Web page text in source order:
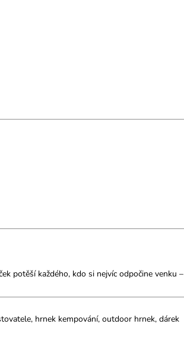
potěší každého, kdo si nejvíc odpočine venku –
hrnek kempování, outdoor hrnek, dárek